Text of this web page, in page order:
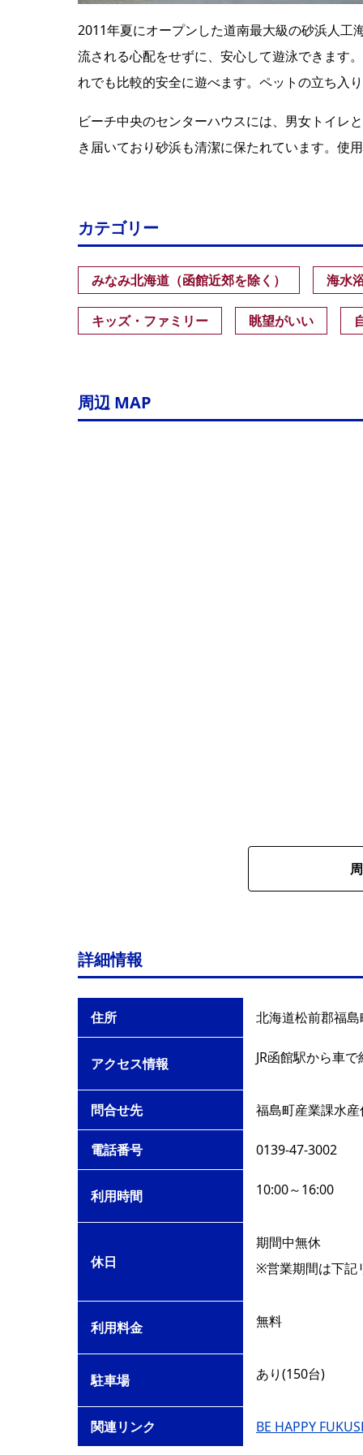
2011年夏にオープンした道南最大級の砂浜人工
流される心配をせずに、安心して遊泳できます
れでも比較的安全に遊べます。ペットの立ち入
ビーチ中央のセンターハウスには、男女トイレ
き届いており砂浜も清潔に保たれています。使
カテゴリー
みなみ北海道（函館近郊を除く） 海水
キッズ・ファミリー 眺望がいい
周辺 MAP
詳細情報
住所 北海道松前郡福
アクセス情報 JR函館駅から車
問合せ先 福島町産業課水産
電話番号 0139-47-3002
利用時間 10:00～16:00
休日
期間中無休
※営業期間は下記
利用料金 無料
駐車場 あり(150台)
関連リンク BE HAPPY